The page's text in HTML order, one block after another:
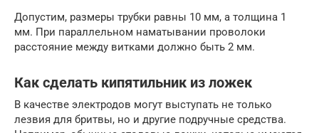
Допустим, размеры трубки равны 10 мм, а толщина 1
мм. При параллельном наматывании проволоки
расстояние между витками должно быть 2 мм.
Как сделать кипятильник из ложек
В качестве электродов могут выступать не только
лезвия для бритвы, но и другие подручные средства.